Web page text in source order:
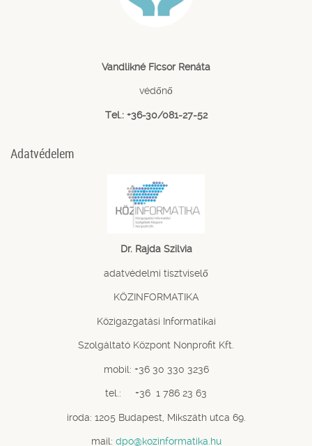
Vandlikné Ficsor Renáta
védőnő
Tel.: +36-30/081-27-52
Adatvédelem
Dr. Rajda Szilvia
adatvédelmi tisztviselő
KÖZINFORMATIKA
Közigazgatási Informatikai
Szolgáltató Központ Nonprofit Kft.
mobil: +36 30 330 3236
tel.: +36 1 786 23 63
iroda: 1205 Budapest, Mikszáth utca 69.
mail: dpo@kozinformatika.hu